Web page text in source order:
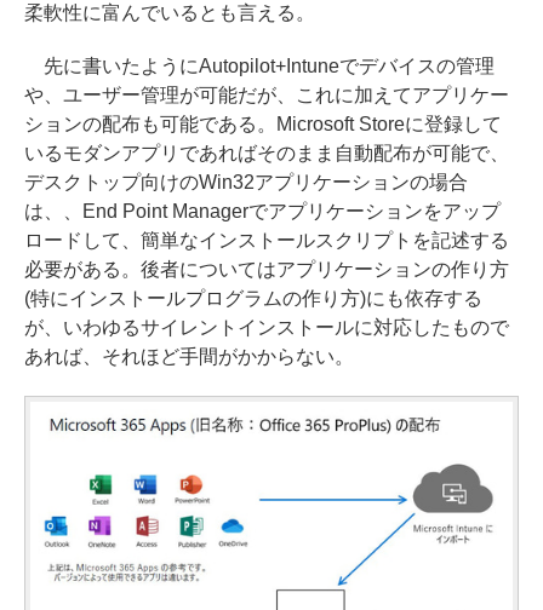
柔軟性に富んでいるとも言える。
先に書いたようにAutopilot+Intuneでデバイスの管理
や、ユーザー管理が可能だが、これに加えてアプリケー
ションの配布も可能である。Microsoft Storeに登録して
いるモダンアプリであればそのまま自動配布が可能で、
デスクトップ向けのWin32アプリケーションの場合
は、、End Point Managerでアプリケーションをアップ
ロードして、簡単なインストールスクリプトを記述する
必要がある。後者についてはアプリケーションの作り方
(特にインストールプログラムの作り方)にも依存する
が、いわゆるサイレントインストールに対応したもので
あれば、それほど手間がかからない。